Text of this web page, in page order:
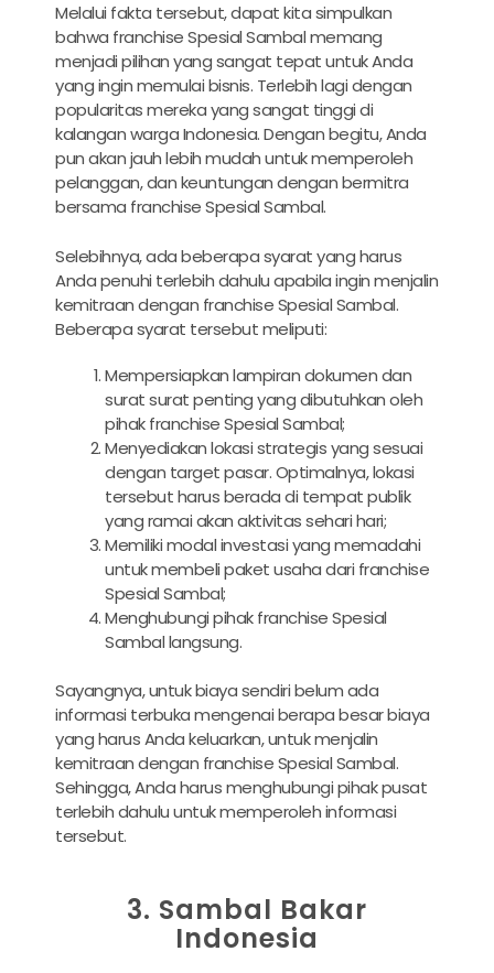
Melalui fakta tersebut, dapat kita simpulkan
bahwa franchise Spesial Sambal memang
menjadi pilihan yang sangat tepat untuk Anda
yang ingin memulai bisnis. Terlebih lagi dengan
popularitas mereka yang sangat tinggi di
kalangan warga Indonesia. Dengan begitu, Anda
pun akan jauh lebih mudah untuk memperoleh
pelanggan, dan keuntungan dengan bermitra
bersama franchise Spesial Sambal.
Selebihnya, ada beberapa syarat yang harus
Anda penuhi terlebih dahulu apabila ingin menjalin
kemitraan dengan franchise Spesial Sambal.
Beberapa syarat tersebut meliputi:
Mempersiapkan lampiran dokumen dan
surat surat penting yang dibutuhkan oleh
pihak franchise Spesial Sambal;
Menyediakan lokasi strategis yang sesuai
dengan target pasar. Optimalnya, lokasi
tersebut harus berada di tempat publik
yang ramai akan aktivitas sehari hari;
Memiliki modal investasi yang memadahi
untuk membeli paket usaha dari franchise
Spesial Sambal;
Menghubungi pihak franchise Spesial
Sambal langsung.
Sayangnya, untuk biaya sendiri belum ada
informasi terbuka mengenai berapa besar biaya
yang harus Anda keluarkan, untuk menjalin
kemitraan dengan franchise Spesial Sambal.
Sehingga, Anda harus menghubungi pihak pusat
terlebih dahulu untuk memperoleh informasi
tersebut.
3. Sambal Bakar
Indonesia